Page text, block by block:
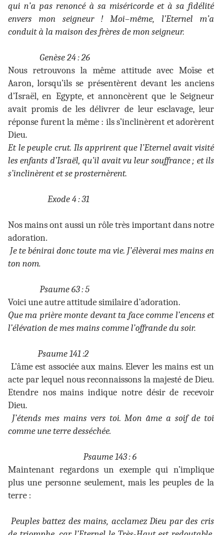
qui n’a pas renoncé à sa miséricorde et à sa fidélité
envers mon seigneur ! Moi–même, l’Eternel m’a
conduit à la maison des frères de mon seigneur.
Genèse 24 : 26
Nous retrouvons la même attitude avec Moïse et
Aaron, lorsqu’ils se présentèrent devant les anciens
d’Israël, en Egypte, et annoncèrent que le Seigneur
avait promis de les délivrer de leur esclavage, leur
réponse furent la même : ils s’inclinèrent et adorèrent
Dieu.
Et le peuple crut. Ils apprirent que l’Eternel avait visité
les enfants d’Israël, qu’il avait vu leur souffrance ; et ils
s’inclinèrent et se prosternèrent.
Exode 4 : 31
Nos mains ont aussi un rôle très important dans notre
adoration.
Je te bénirai donc toute ma vie. J’élèverai mes mains en
ton nom.
Psaume 63 : 5
Voici une autre attitude similaire d’adoration.
Que ma prière monte devant ta face comme l’encens et
l’élévation de mes mains comme l’offrande du soir.
Psaume 141 :2
L’âme est associée aux mains. Elever les mains est un
acte par lequel nous reconnaissons la majesté de Dieu.
Etendre nos mains indique notre désir de recevoir
Dieu.
J’étends mes mains vers toi. Mon âme a soif de toi
comme une terre desséchée.
Psaume 143 : 6
Maintenant regardons un exemple qui n’implique
plus une personne seulement, mais les peuples de la
terre :
Peuples battez des mains, acclamez Dieu par des cris